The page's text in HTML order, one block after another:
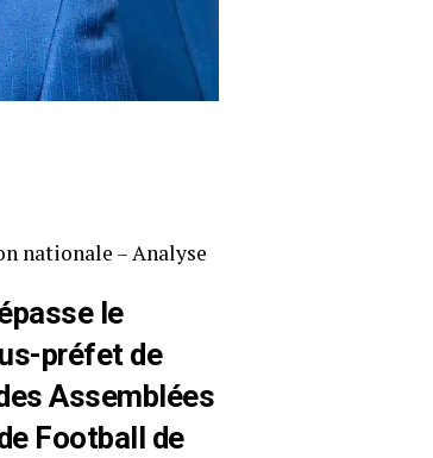
nationale – Analyse
le
préfet de
Assemblées
Football de